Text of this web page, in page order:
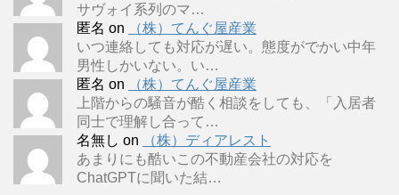
サヴォイ系列のマ…
匿名 on
（株）てんぐ屋産業
いつ連絡しても対応が遅い。態度がでかい中年
男性しかいない。い…
匿名 on
（株）てんぐ屋産業
上階からの騒音が酷く相談をしても、「入居者
同士で理解し合って…
名無し on
（株）ディアレスト
あまりにも酷いこの不動産会社の対応を
ChatGPTに聞いた結…